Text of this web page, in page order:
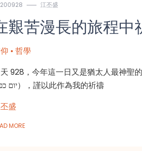
江丕盛
艱苦漫長的旅程中
• 哲學
928，今年這一日又是猶太人最神聖
יום כפור），謹以此作為我的祈禱
盛
MORE